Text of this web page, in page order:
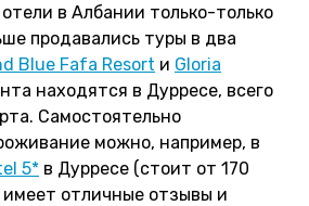
в Албании только-только
продавались туры в два
Blue Fafa Resort и Gloria
находятся в Дурресе, всего
Самостоятельно
можно, например, в
5* в Дурресе (стоит от 170
отличные отзывы и